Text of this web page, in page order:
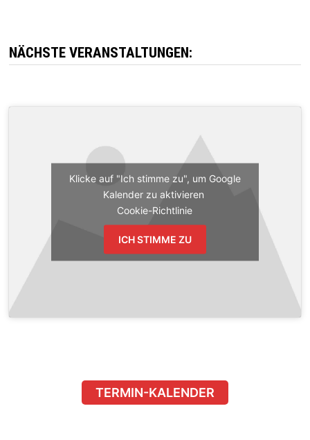
NÄCHSTE VERANSTALTUNGEN:
Klicke auf "Ich stimme zu", um Google
Kalender zu aktivieren
Cookie-Richtlinie
ICH STIMME ZU
TERMIN-KALENDER